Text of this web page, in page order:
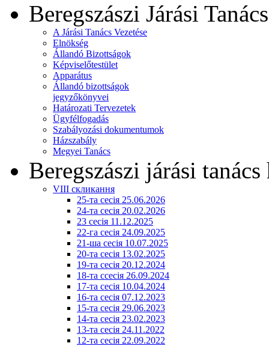
Beregszászi Járási Tanács
A Járási Tanács Vezetése
Elnökség
Állandó Bizottságok
Képviselőtestület
Apparátus
Állandó bizottságok
jegyzőkönyvei
Határozati Tervezetek
Ügyfélfogadás
Szabályozási dokumentumok
Házszabály
Megyei Tanács
Beregszászi járási
VIII скликання
25-та сесія 25.06.2026
24-та сесія 20.02.2026
23 сесія 11.12.2025
22-га сесія 24.09.2025
21-ша сесія 10.07.2025
20-та сесія 13.02.2025
19-та сесія 20.12.2024
18-та ссесія 26.09.2024
17-та сесія 10.04.2024
16-та сесія 07.12.2023
15-та сесія 29.06.2023
14-та сесія 23.02.2023
13-та сесія 24.11.2022
12-та сесія 22.09.2022